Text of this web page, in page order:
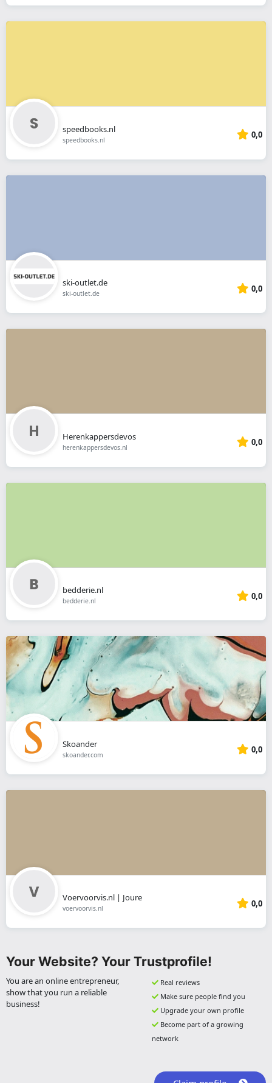
speedbooks.nl
speedbooks.nl 0,0
ski-outlet.de
ski-outlet.de 0,0
Herenkappersdevos
herenkappersdevos.nl 0,0
bedderie.nl
bedderie.nl 0,0
Skoander
skoander.com 0,0
Voervoorvis.nl | Joure
voervoorvis.nl 0,0
Your Website? Your Trustprofile!
You are an online entrepreneur,
show that you run a reliable
business!
Real reviews
Make sure people find you
Upgrade your own profile
Become part of a growing
network